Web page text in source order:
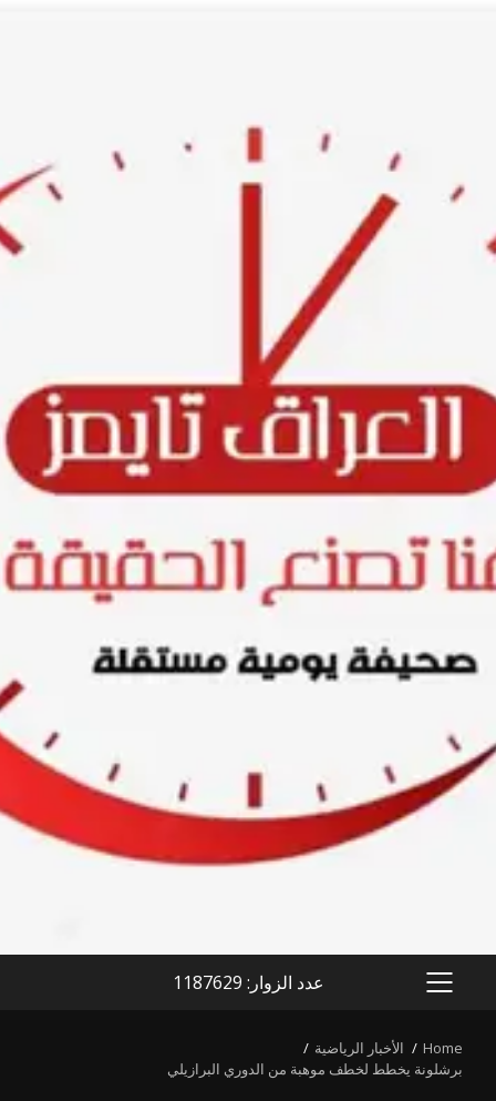
PRIMARY
عدد الزوار: 1187629
Home
الأخبار الرياضية
برشلونة يخطط لخطف موهبة من الدوري البرازيلي